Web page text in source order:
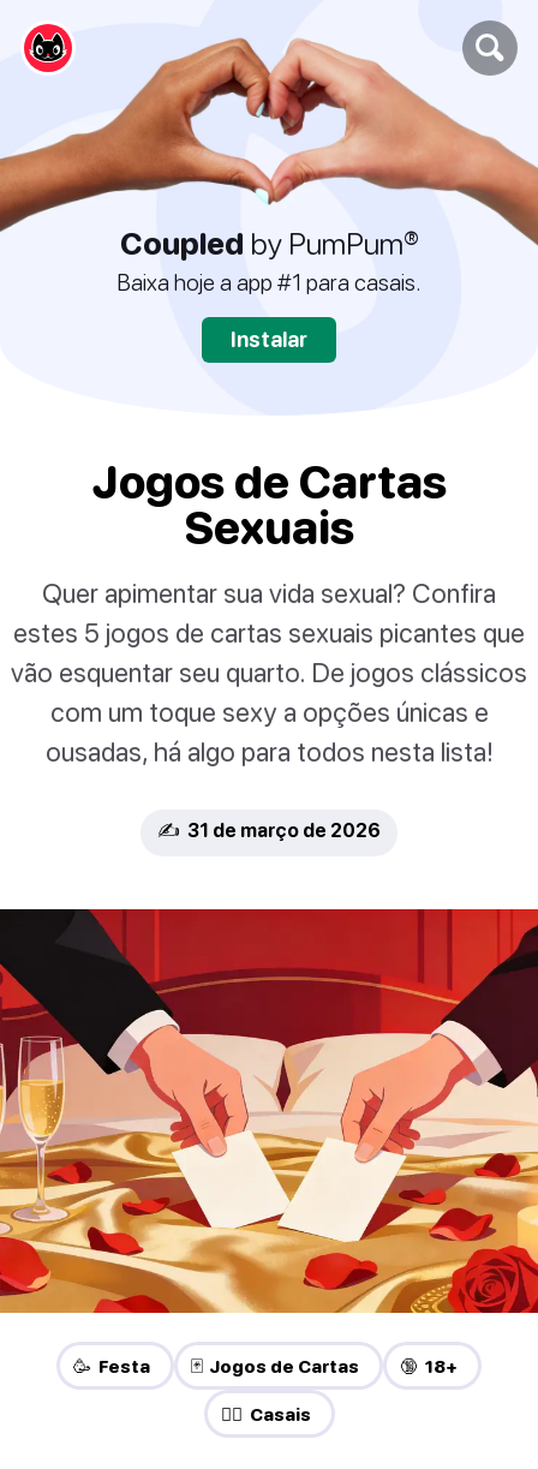
Coupled by PumPum®
Baixa hoje a app #1 para casais.
Instalar
Jogos de Cartas
Sexuais
Quer apimentar sua vida sexual? Confira
estes 5 jogos de cartas sexuais picantes que
vão esquentar seu quarto. De jogos clássicos
com um toque sexy a opções únicas e
ousadas, há algo para todos nesta lista!
✍️ 31 de março de 2026
🥳 Festa 🃏 Jogos de Cartas 🔞 18+
❤️‍🔥 Casais